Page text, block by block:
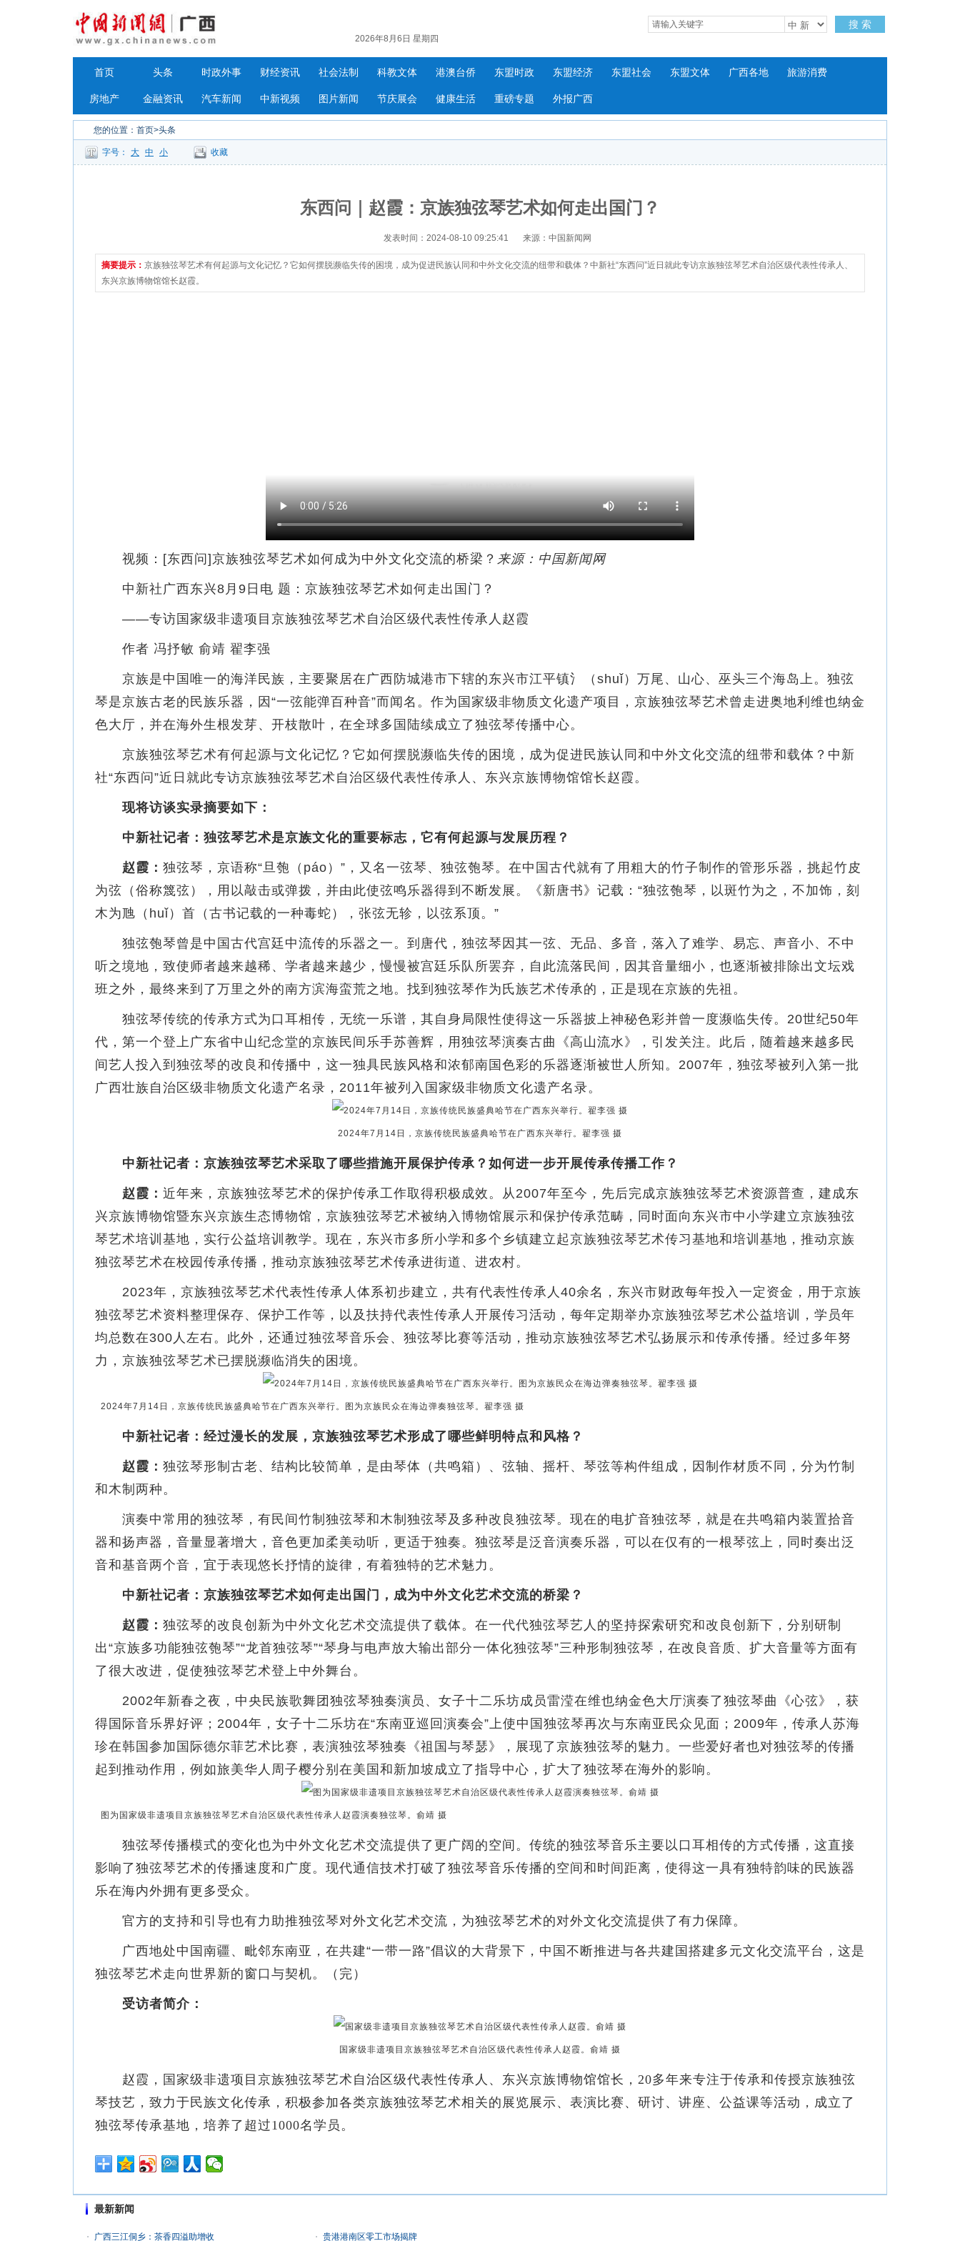
2026年8月6日 星期四
搜 索
首页 头条 时政外事 财经资讯 社会法制 科教文体 港澳台侨 东盟时政 东盟经济 东盟社会 东盟文体 广西各地 旅游消费
房地产 金融资讯 汽车新闻 中新视频 图片新闻 节庆展会 健康生活 重磅专题 外报广西
您的位置： 首页>头条
字号： 大 中 小 收藏
东西问｜赵霞：京族独弦琴艺术如何走出国门？
发表时间：2024-08-10 09:25:41 来源：中国新闻网
摘要提示： 京族独弦琴艺术有何起源与文化记忆？它如何摆脱濒临失传的困境，成为促进民族认同和中外文化交流的纽带和载体？中新社“东西问”近日就此专访京族独弦琴艺术自治区级代表性传承人、
东兴京族博物馆馆长赵霞。
视频：[东西问]京族独弦琴艺术如何成为中外文化交流的桥梁？ 来源：中国新闻网
中新社广西东兴8月9日电 题：京族独弦琴艺术如何走出国门？
——专访国家级非遗项目京族独弦琴艺术自治区级代表性传承人赵霞
作者 冯抒敏 俞靖 翟李强
京族是中国唯一的海洋民族，主要聚居在广西防城港市下辖的东兴市江平镇氵（shuǐ）万尾、山心、巫头三个海岛上。独弦
琴是京族古老的民族乐器，因“一弦能弹百种音”而闻名。作为国家级非物质文化遗产项目，京族独弦琴艺术曾走进奥地利维也纳金
色大厅，并在海外生根发芽、开枝散叶，在全球多国陆续成立了独弦琴传播中心。
京族独弦琴艺术有何起源与文化记忆？它如何摆脱濒临失传的困境，成为促进民族认同和中外文化交流的纽带和载体？中新
社“东西问”近日就此专访京族独弦琴艺术自治区级代表性传承人、东兴京族博物馆馆长赵霞。
现将访谈实录摘要如下：
中新社记者：独弦琴艺术是京族文化的重要标志，它有何起源与发展历程？
赵霞： 独弦琴，京语称“旦匏（páo）”，又名一弦琴、独弦匏琴。在中国古代就有了用粗大的竹子制作的管形乐器，挑起竹皮
为弦（俗称篾弦），用以敲击或弹拨，并由此使弦鸣乐器得到不断发展。《新唐书》记载：“独弦匏琴，以斑竹为之，不加饰，刻
木为虺（huǐ）首（古书记载的一种毒蛇），张弦无轸，以弦系顶。”
独弦匏琴曾是中国古代宫廷中流传的乐器之一。到唐代，独弦琴因其一弦、无品、多音，落入了难学、易忘、声音小、不中
听之境地，致使师者越来越稀、学者越来越少，慢慢被宫廷乐队所罢弃，自此流落民间，因其音量细小，也逐渐被排除出文坛戏
班之外，最终来到了万里之外的南方滨海蛮荒之地。找到独弦琴作为氏族艺术传承的，正是现在京族的先祖。
独弦琴传统的传承方式为口耳相传，无统一乐谱，其自身局限性使得这一乐器披上神秘色彩并曾一度濒临失传。20世纪50年
代，第一个登上广东省中山纪念堂的京族民间乐手苏善辉，用独弦琴演奏古曲《高山流水》，引发关注。此后，随着越来越多民
间艺人投入到独弦琴的改良和传播中，这一独具民族风格和浓郁南国色彩的乐器逐渐被世人所知。2007年，独弦琴被列入第一批
广西壮族自治区级非物质文化遗产名录，2011年被列入国家级非物质文化遗产名录。
2024年7月14日，京族传统民族盛典哈节在广西东兴举行。翟李强 摄
中新社记者：京族独弦琴艺术采取了哪些措施开展保护传承？如何进一步开展传承传播工作？
赵霞： 近年来，京族独弦琴艺术的保护传承工作取得积极成效。从2007年至今，先后完成京族独弦琴艺术资源普查，建成东
兴京族博物馆暨东兴京族生态博物馆，京族独弦琴艺术被纳入博物馆展示和保护传承范畴，同时面向东兴市中小学建立京族独弦
琴艺术培训基地，实行公益培训教学。现在，东兴市多所小学和多个乡镇建立起京族独弦琴艺术传习基地和培训基地，推动京族
独弦琴艺术在校园传承传播，推动京族独弦琴艺术传承进街道、进农村。
2023年，京族独弦琴艺术代表性传承人体系初步建立，共有代表性传承人40余名，东兴市财政每年投入一定资金，用于京族
独弦琴艺术资料整理保存、保护工作等，以及扶持代表性传承人开展传习活动，每年定期举办京族独弦琴艺术公益培训，学员年
均总数在300人左右。此外，还通过独弦琴音乐会、独弦琴比赛等活动，推动京族独弦琴艺术弘扬展示和传承传播。经过多年努
力，京族独弦琴艺术已摆脱濒临消失的困境。
2024年7月14日，京族传统民族盛典哈节在广西东兴举行。图为京族民众在海边弹奏独弦琴。翟李强 摄
中新社记者：经过漫长的发展，京族独弦琴艺术形成了哪些鲜明特点和风格？
赵霞： 独弦琴形制古老、结构比较简单，是由琴体（共鸣箱）、弦轴、摇杆、琴弦等构件组成，因制作材质不同，分为竹制
和木制两种。
演奏中常用的独弦琴，有民间竹制独弦琴和木制独弦琴及多种改良独弦琴。现在的电扩音独弦琴，就是在共鸣箱内装置拾音
器和扬声器，音量显著增大，音色更加柔美动听，更适于独奏。独弦琴是泛音演奏乐器，可以在仅有的一根琴弦上，同时奏出泛
音和基音两个音，宜于表现悠长抒情的旋律，有着独特的艺术魅力。
中新社记者：京族独弦琴艺术如何走出国门，成为中外文化艺术交流的桥梁？
赵霞： 独弦琴的改良创新为中外文化艺术交流提供了载体。在一代代独弦琴艺人的坚持探索研究和改良创新下，分别研制
出“京族多功能独弦匏琴”“龙首独弦琴”“琴身与电声放大输出部分一体化独弦琴”三种形制独弦琴，在改良音质、扩大音量等方面有
了很大改进，促使独弦琴艺术登上中外舞台。
2002年新春之夜，中央民族歌舞团独弦琴独奏演员、女子十二乐坊成员雷滢在维也纳金色大厅演奏了独弦琴曲《心弦》，获
得国际音乐界好评；2004年，女子十二乐坊在“东南亚巡回演奏会”上使中国独弦琴再次与东南亚民众见面；2009年，传承人苏海
珍在韩国参加国际德尔菲艺术比赛，表演独弦琴独奏《祖国与琴瑟》，展现了京族独弦琴的魅力。一些爱好者也对独弦琴的传播
起到推动作用，例如旅美华人周子樱分别在美国和新加坡成立了指导中心，扩大了独弦琴在海外的影响。
图为国家级非遗项目京族独弦琴艺术自治区级代表性传承人赵霞演奏独弦琴。俞靖 摄
独弦琴传播模式的变化也为中外文化艺术交流提供了更广阔的空间。传统的独弦琴音乐主要以口耳相传的方式传播，这直接
影响了独弦琴艺术的传播速度和广度。现代通信技术打破了独弦琴音乐传播的空间和时间距离，使得这一具有独特韵味的民族器
乐在海内外拥有更多受众。
官方的支持和引导也有力助推独弦琴对外文化艺术交流，为独弦琴艺术的对外文化交流提供了有力保障。
广西地处中国南疆、毗邻东南亚，在共建“一带一路”倡议的大背景下，中国不断推进与各共建国搭建多元文化交流平台，这是
独弦琴艺术走向世界新的窗口与契机。（完）
受访者简介：
国家级非遗项目京族独弦琴艺术自治区级代表性传承人赵霞。俞靖 摄
赵霞，国家级非遗项目京族独弦琴艺术自治区级代表性传承人、东兴京族博物馆馆长，20多年来专注于传承和传授京族独弦
琴技艺，致力于民族文化传承，积极参加各类京族独弦琴艺术相关的展览展示、表演比赛、研讨、讲座、公益课等活动，成立了
独弦琴传承基地，培养了超过1000名学员。
最新新闻
广西三江侗乡：茶香四溢助增收 贵港港南区零工市场揭牌